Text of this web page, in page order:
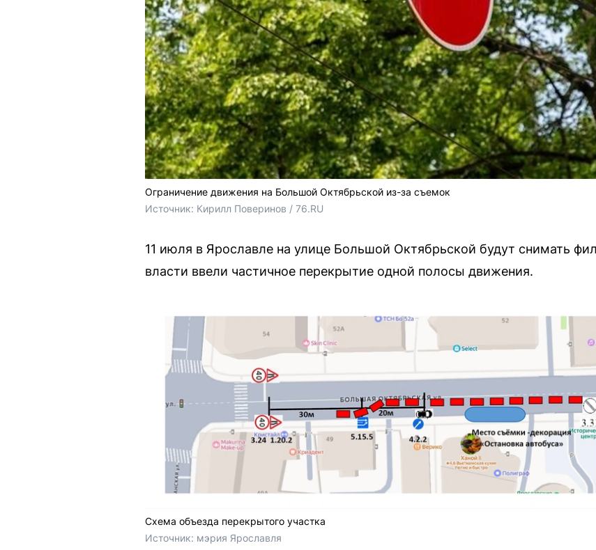
Ограничение движения на Большой Октябрьской из-за съемок
Источник: Кирилл Поверинов / 76.RU
11 июля в Ярославле на улице Большой Октябрьской будут снимать
власти ввели частичное перекрытие одной полосы движения.
Схема объезда перекрытого участка
Источник: мэрия Ярославля